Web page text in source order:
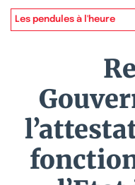
Les pendules à l'heure